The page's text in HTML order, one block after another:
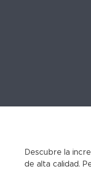
Descubre la
de alta calidad.